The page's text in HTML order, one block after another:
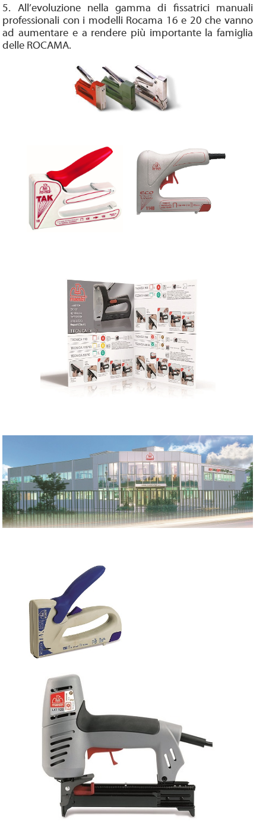
5. All’evoluzione nella gamma di fissatrici manuali
professionali con i modelli Rocama 16 e 20 che vanno
ad aumentare e a rendere più importante la famiglia
delle ROCAMA.